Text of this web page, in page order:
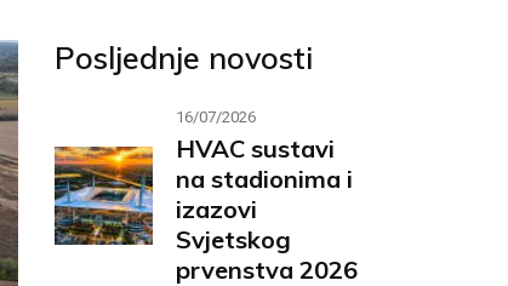
Posljednje novosti
16/07/2026
HVAC sustavi
na stadionima i
izazovi
Svjetskog
prvenstva 2026